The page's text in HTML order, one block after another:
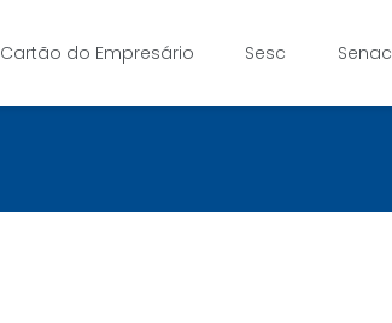
Cartão do Empresário Sesc Senac